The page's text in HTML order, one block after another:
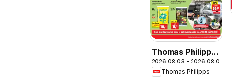
Thomas Philipps
leidinys
2026.08.03 - 2026.08.09
Thomas Philipps